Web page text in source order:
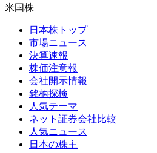
米国株
日本株トップ
市場ニュース
決算速報
株価注意報
会社開示情報
銘柄探検
人気テーマ
ネット証券会社比較
人気ニュース
日本の株主